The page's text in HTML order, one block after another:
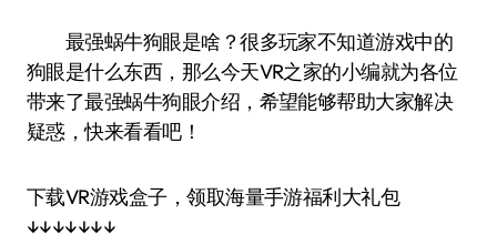
最强蜗牛狗眼是啥？很多玩家不知道游戏中的
狗眼是什么东西，那么今天VR之家的小编就为各位
带来了最强蜗牛狗眼介绍，希望能够帮助大家解决
疑惑，快来看看吧！
下载VR游戏盒子，领取海量手游福利大礼包
↓↓↓↓↓↓↓